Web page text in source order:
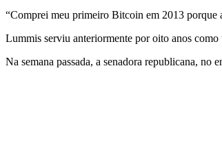
“Comprei meu primeiro Bitcoin em 2013 porque
Lummis serviu anteriormente por oito anos
Na semana passada, a senadora republicana, no